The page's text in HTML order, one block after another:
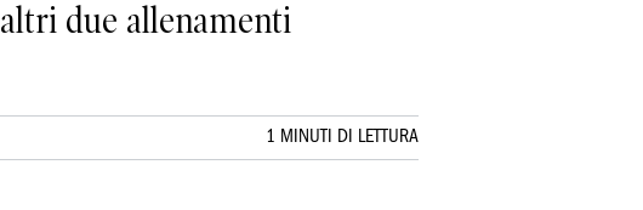
due allenamenti
1 MINUTI DI LETTURA